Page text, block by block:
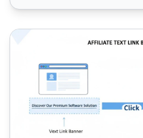
¿Qué es un banner de